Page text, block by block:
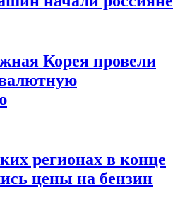
Корея провели
регионах в конце
цены на бензин